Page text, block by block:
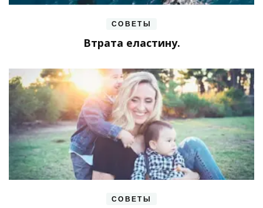
СОВЕТЫ
Втрата еластину.
СОВЕТЫ